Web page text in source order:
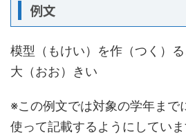
例文
模型（もけい）を作（つく）
大（おお）きい
※この例文では対象の学年まで
使って記載するようにしていま